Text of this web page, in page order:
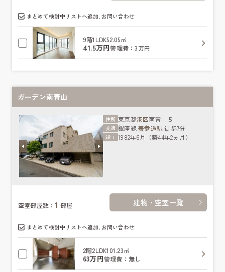
まとめて検討中リストへ追加､お問い合わせ
9階1LDK52.05㎡
41.5万円管理費：3万円
ガーデン南青山
住所 東京都港区南青山５
交通 銀座線表参道駅 徒歩7分
竣工 1982年6月（築44年2ヵ月）
空室部屋数：1 部屋 建物・空室一覧
まとめて検討中リストへ追加､お問い合わせ
2階2LDK101.23㎡
63万円管理費：無し